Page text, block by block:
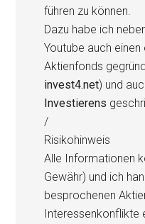
führen zu können.
Dazu habe ich
Youtube auch
Aktienfonds
invest4.net) und
Investierens
/
Risikohinweis
Alle Informationen
Gewähr) und ich
besprochenen
Interessenkonflikte